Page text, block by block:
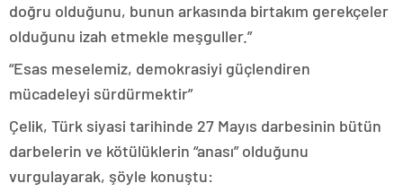
doğru olduğunu, bunun arkasında birtakım gerekçeler
olduğunu izah etmekle meşguller.”
“Esas meselemiz, demokrasiyi güçlendiren
mücadeleyi sürdürmektir”
Çelik, Türk siyasi tarihinde 27 Mayıs darbesinin bütün
darbelerin ve kötülüklerin “anası” olduğunu
vurgulayarak, şöyle konuştu: